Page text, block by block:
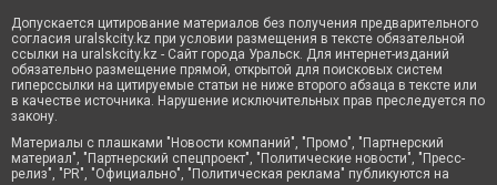
Допускается цитирование материалов без получения предварительного
согласия uralskcity.kz при условии размещения в тексте обязательной
ссылки на uralskcity.kz - Сайт города Уральск. Для интернет-изданий
обязательно размещение прямой, открытой для поисковых систем
гиперссылки на цитируемые статьи не ниже второго абзаца в тексте или
в качестве источника. Нарушение исключительных прав преследуется по
закону.
Материалы с плашками "Новости компаний", "Промо", "Партнерский
материал", "Партнерский спецпроект", "Политические новости", "Пресс-
релиз", "PR", "Официально", "Политическая реклама" публикуются на